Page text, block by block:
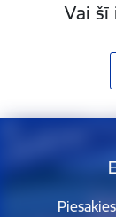
Vai